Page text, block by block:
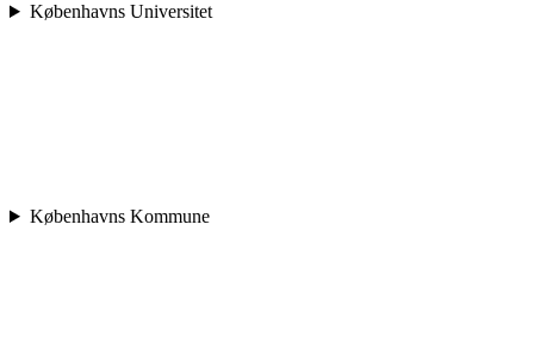
Københavns Universitet
Københavns Kommune